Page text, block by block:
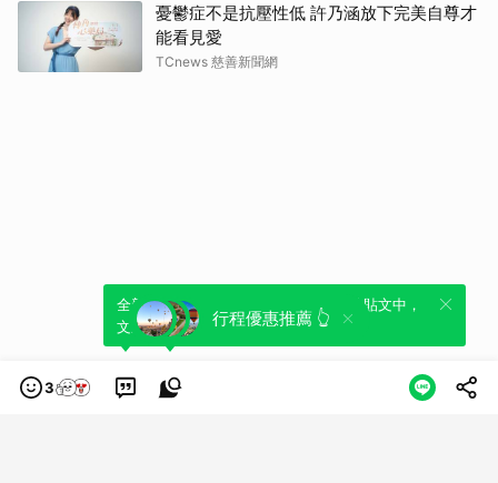
憂鬱症不是抗壓性低 許乃涵放下完美自尊才
能看見愛
TCnews 慈善新聞網
行程優惠推薦 👆
3
全新體驗！一鍵引用此內容，透過發布貼
文來輕鬆表達個人立場。
可以轉發或引用此內容至自己的貼文中，
來發表您的評論或觀點。